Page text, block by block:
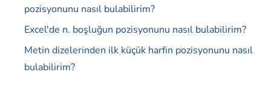
pozisyonunu nasıl bulabilirim?
Excel'de n. boşluğun pozisyonunu nasıl bulabilirim?
Metin dizelerinden ilk küçük harfin pozisyonunu nasıl
bulabilirim?